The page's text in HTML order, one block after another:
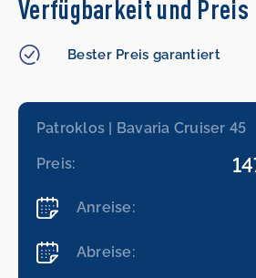
Verfügbarkeit und Preis
Bester Preis garantiert
Patroklos | Bavaria Cruiser 45
Preis:
Anreise:
Abreise: